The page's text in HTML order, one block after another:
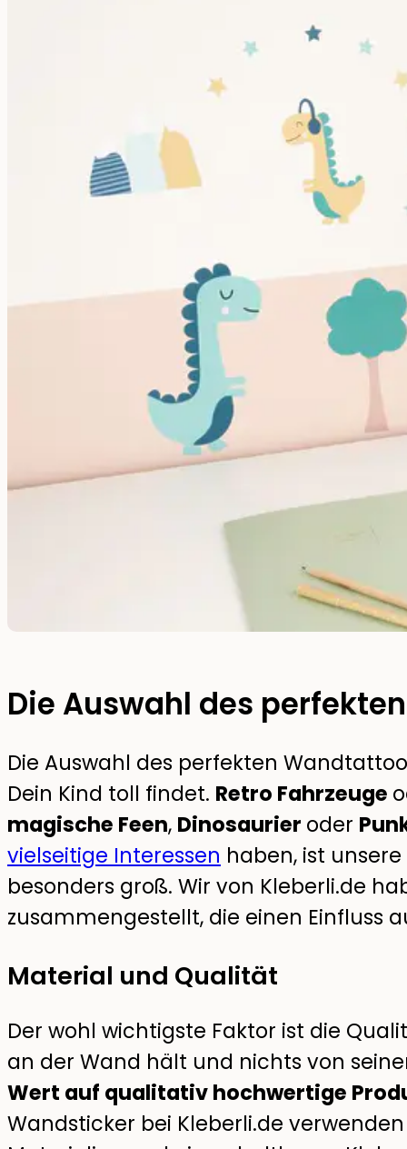
Die Auswahl des
Die Auswahl des perfekten
Dein Kind toll findet. Retro Fahrzeuge
magische Feen, Dinosaurier oder
vielseitige Interessen haben, ist
besonders groß. Wir von Kleberli.de
zusammengestellt, die einen Einfluss
Material und Qualität
Der wohl wichtigste Faktor ist die
an der Wand hält und nichts von
Wert auf qualitativ hochwertige
Wandsticker bei Kleberli.de